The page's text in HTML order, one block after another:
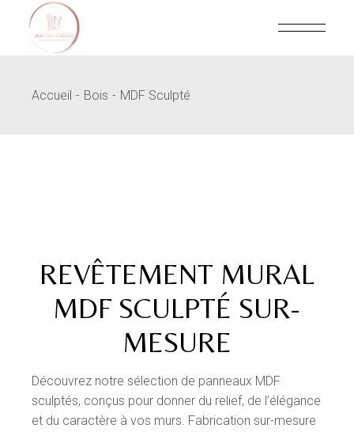
content
Accueil Bois MDF Sculpté
REVÊTEMENT MURAL
MDF SCULPTÉ SUR-
MESURE
Découvrez notre sélection de panneaux MDF
sculptés, conçus pour donner du relief, de l’élégance
et du caractère à vos murs. Fabrication sur-mesure